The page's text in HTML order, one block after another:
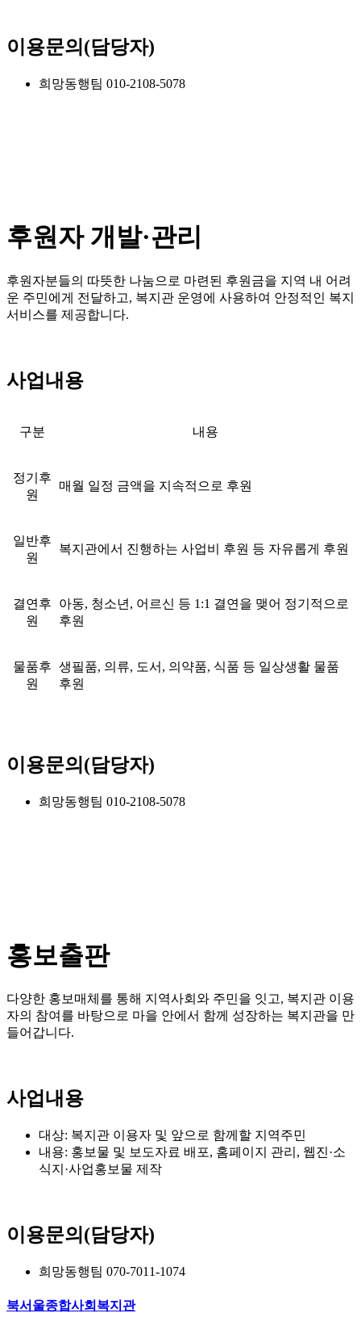
이용문의(담당자)
희망동행팀 010-2108-5078
후원자 개발·관리
후원자분들의 따뜻한 나눔으로 마련된 후원금을 지역 내 어려
운 주민에게 전달하고, 복지관 운영에 사용하여 안정적인 복지
서비스를 제공합니다.
사업내용
구분 내용
정기후
원
매월 일정 금액을 지속적으로 후원
일반후
원
복지관에서 진행하는 사업비 후원 등 자유롭게 후원
결연후
원
아동, 청소년, 어르신 등 1:1 결연을 맺어 정기적으로
후원
물품후
원
생필품, 의류, 도서, 의약품, 식품 등 일상생활 물품
후원
이용문의(담당자)
희망동행팀 010-2108-5078
홍보출판
다양한 홍보매체를 통해 지역사회와 주민을 잇고, 복지관 이용
자의 참여를 바탕으로 마을 안에서 함께 성장하는 복지관을 만
들어갑니다.
사업내용
대상: 복지관 이용자 및 앞으로 함께할 지역주민
내용: 홍보물 및 보도자료 배포, 홈페이지 관리, 웹진·소
식지·사업홍보물 제작
이용문의(담당자)
희망동행팀 070-7011-1074
북서울종합사회복지관